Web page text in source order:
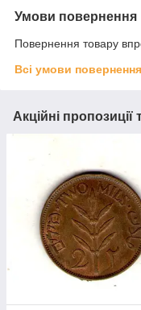
Умови повернення
Повернення товару
Всі умови повернення
Акційні пропозиції